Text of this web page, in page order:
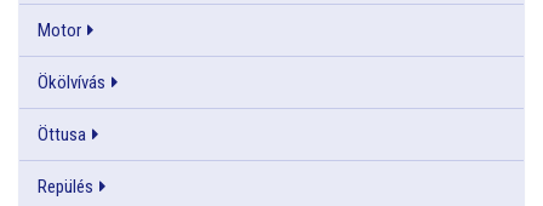
Motor
Ökölvívás
Öttusa
Repülés